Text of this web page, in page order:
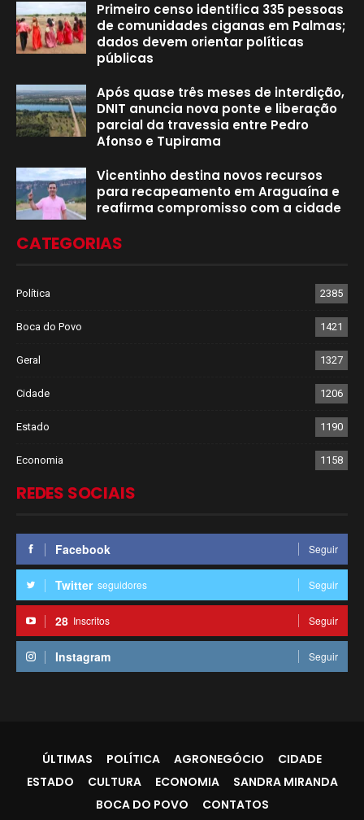
Primeiro censo identifica 335 pessoas
de comunidades ciganas em Palmas;
dados devem orientar políticas
públicas
Após quase três meses de interdição,
DNIT anuncia nova ponte e liberação
parcial da travessia entre Pedro
Afonso e Tupirama
Vicentinho destina novos recursos
para recapeamento em Araguaína e
reafirma compromisso com a cidade
CATEGORIAS
Política 2385
Boca do Povo 1421
Geral 1327
Cidade 1206
Estado 1190
Economia 1158
REDES SOCIAIS
Facebook Seguir
Twitter seguidores Seguir
28 Inscritos Seguir
Instagram Seguir
ÚLTIMAS POLÍTICA AGRONEGÓCIO
CIDADE
ESTADO
CULTURA ECONOMIA
SANDRA MIRANDA
BOCA DO POVO
CONTATOS